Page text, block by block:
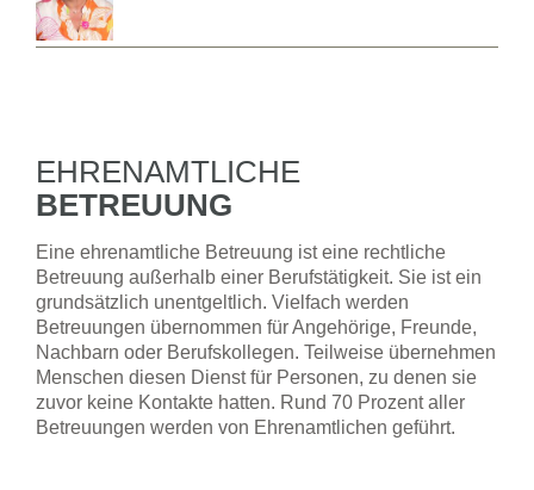
recklinghausen.de
recklinghausen.de
EHRENAMTLICHE
BETREUUNG
Eine ehrenamtliche Betreuung ist eine rechtliche
Betreuung außerhalb einer Berufstätigkeit. Sie ist ein
grundsätzlich unentgeltlich. Vielfach werden
Betreuungen übernommen für Angehörige, Freunde,
Nachbarn oder Berufskollegen. Teilweise übernehmen
Menschen diesen Dienst für Personen, zu denen sie
zuvor keine Kontakte hatten. Rund 70 Prozent aller
Betreuungen werden von Ehrenamtlichen geführt.